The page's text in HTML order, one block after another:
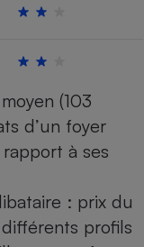
(103
d’un foyer
à ses
: prix du
profils
Robot ménager